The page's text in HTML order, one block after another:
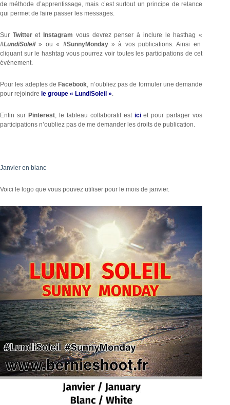
de méthode d’apprentissage, mais c’est surtout un principe de relance
qui permet de faire passer les messages.
Sur Twitteret Instagram vous devrez penser à inclure le hasthag «
#LundiSoleil» ou « #SunnyMonday» à vos publications. Ainsi en
cliquant sur le hashtag vous pourrez voir toutes les participations de cet
événement.
Pour les adeptes de Facebook, n’oubliez pas de formuler une demande
pour rejoindre le groupe « LundiSoleil ».
Enfin sur Pinterest, le tableau collaboratif est iciet pour partager vos
participations n’oubliez pas de me demander les droits de publication.
Janvier en blanc
Voici le logo que vous pouvez utiliser pour le mois de janvier.